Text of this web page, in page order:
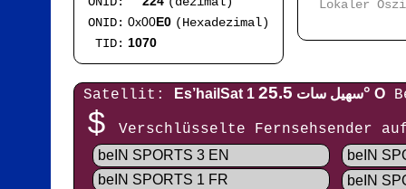
ONID: 0x00E0 (Hexadezimal)
TID: 1070
Lokaler
Satellit: Es’hailSat 1 سهيل سات25.5° O
$ Verschlüsselte Fernsehsender
beIN SPORTS 3 EN
beIN SPORTS 1 FR
beIN
beIN